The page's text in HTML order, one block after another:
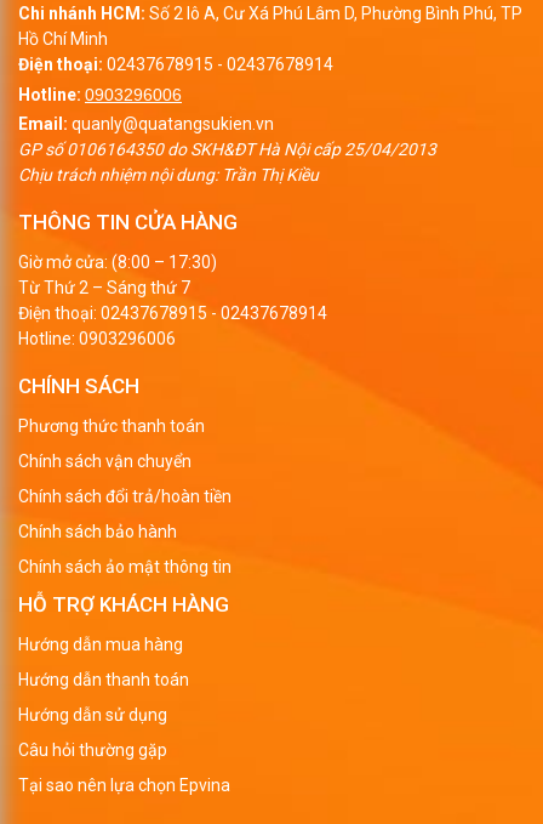
Chi nhánh HCM: Số 2 lô A, Cư Xá Phú Lâm D, Phường Bình Phú, TP
Hồ Chí Minh
Điện thoại: 02437678915 - 02437678914
Hotline: 0903296006
Email: quanly@quatangsukien.vn
GP số 0106164350 do SKH&ĐT Hà Nội cấp 25/04/2013
Chịu trách nhiệm nội dung: Trần Thị Kiều
THÔNG TIN CỬA HÀNG
Giờ mở cửa: (8:00 – 17:30)
Từ Thứ 2 – Sáng thứ 7
Điện thoại: 02437678915 - 02437678914
Hotline: 0903296006
CHÍNH SÁCH
Phương thức thanh toán
Chính sách vận chuyển
Chính sách đổi trả/hoàn tiền
Chính sách bảo hành
Chính sách ảo mật thông tin
HỖ TRỢ KHÁCH HÀNG
Hướng dẫn mua hàng
Hướng dẫn thanh toán
Hướng dẫn sử dụng
Câu hỏi thường gặp
Tại sao nên lựa chọn Epvina